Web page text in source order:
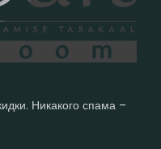
Никакого спама –